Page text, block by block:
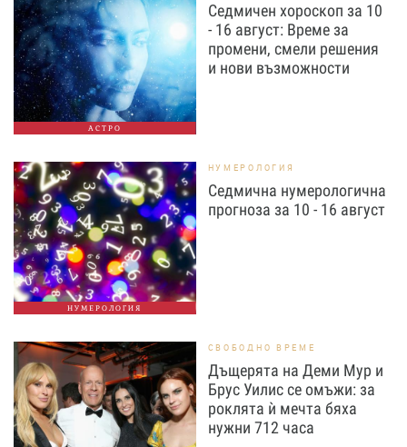
АСТРО
Седмичен хороскоп за 10
- 16 август: Време за
промени, смели решения
и нови възможности
НУМЕРОЛОГИЯ
НУМЕРОЛОГИЯ
Седмична нумерологична
прогноза за 10 - 16 август
СВОБОДНО ВРЕМЕ
Дъщерята на Деми Мур и
Брус Уилис се омъжи: за
роклята ѝ мечта бяха
нужни 712 часа